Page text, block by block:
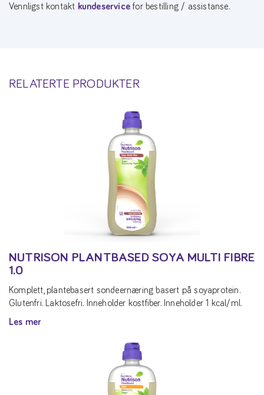
Vennligst kontakt kundeservice for bestilling / assistanse.
RELATERTE PRODUKTER
NUTRISON PLANTBASED SOYA MULTI FIBRE
1.0
Komplett, plantebasert sondeernæring basert på soyaprotein.
Glutenfri. Laktosefri. Inneholder kostfiber. Inneholder 1 kcal/ml.
Les mer